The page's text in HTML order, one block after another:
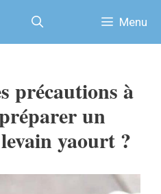
Menu
précautions à
un
yaourt ?